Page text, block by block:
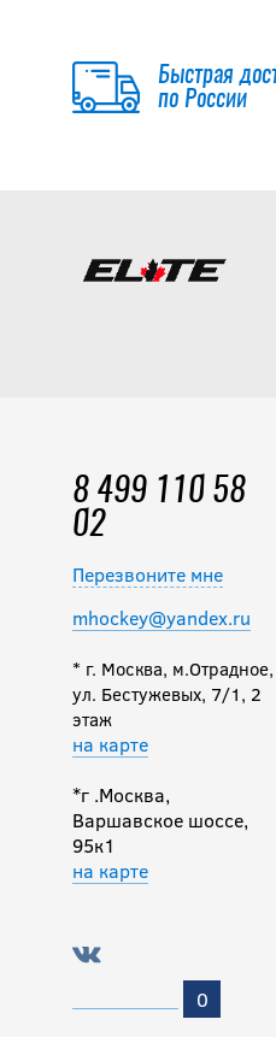
Быстрая
по России
8 499 110 58
02
Перезвоните мне
mhockey@yandex.ru
* г. Москва, м.Отрадное,
ул. Бестужевых, 7/1, 2
этаж
на карте
*г .Москва,
Варшавское шоссе,
95к1
на карте
0